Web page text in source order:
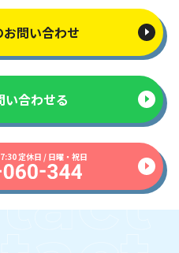
お問い合わせ
い合わせる
定休日 / 日曜・祝日